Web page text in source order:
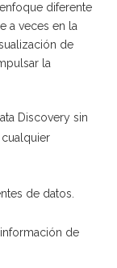
diferente
a veces en la
de
la
Discovery sin
de datos.
de